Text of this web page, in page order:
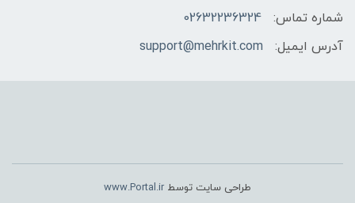
شماره تماس:
02632236324
آدرس ایمیل:
support@mehrkit.com
طراحی سایت توسط www.Portal.ir